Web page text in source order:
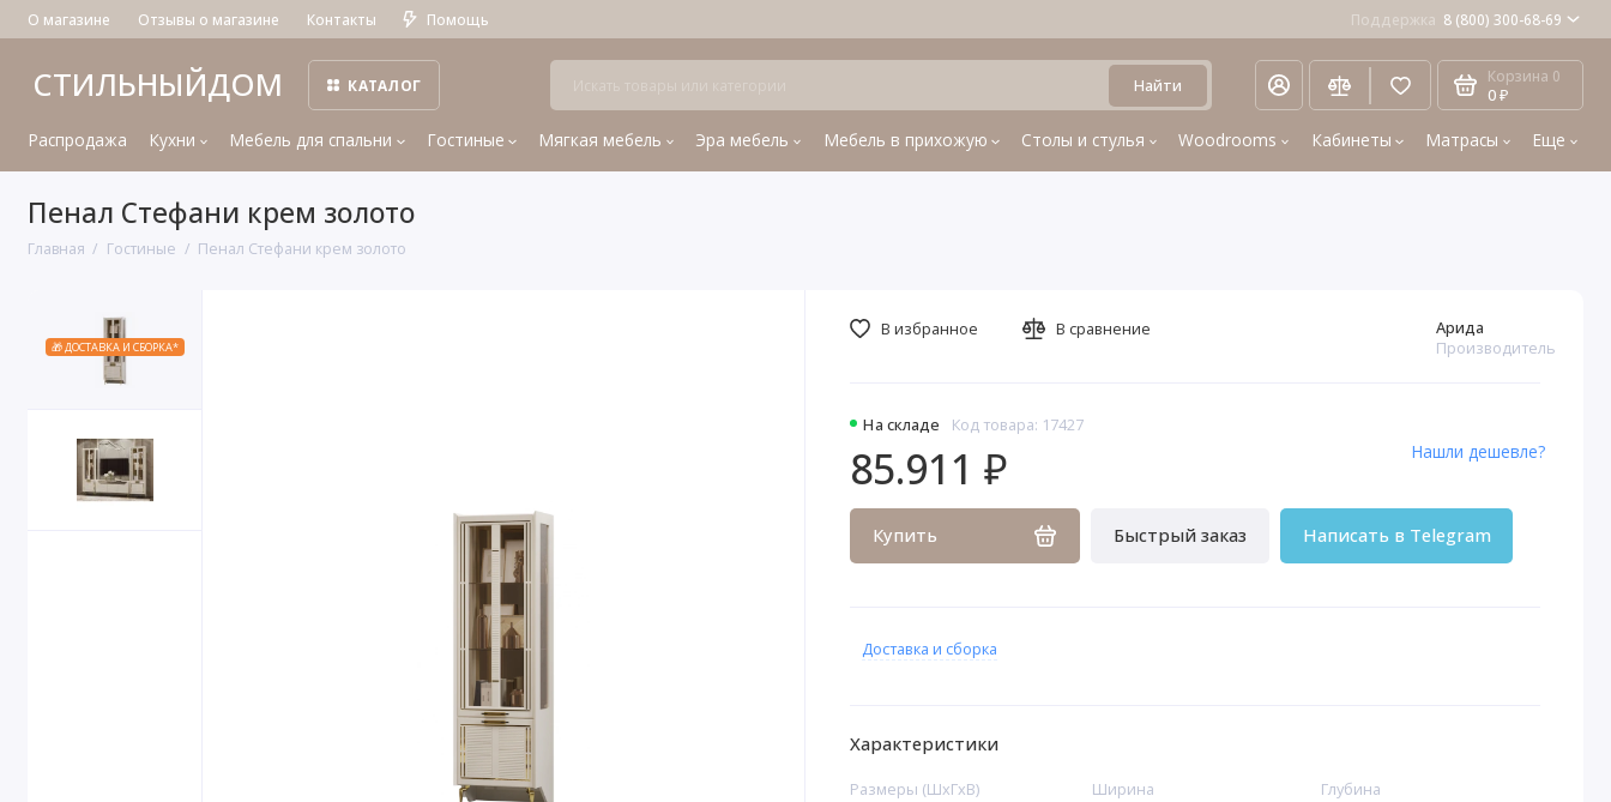
О магазине Отзывы о магазине Контакты Помощь Поддержка 8 (800) 300-68-69
СТИЛЬНЫЙДОМ КАТАЛОГ Найти Корзина 0
0 ₽
Распродажа Кухни Мебель для спальни Гостиные Мягкая мебель Эра мебель Мебель в прихожую Столы и стулья Woodrooms Кабинеты Матрасы Еще
Пенал Стефани крем золото
Главная Гостиные Пенал Стефани крем золото
🎁 ДОСТАВКА И СБОРКА*
На складе Код товара: 17427
Арида
Производитель
85.911 ₽
Купить Быстрый заказ Написать в Telegram
Нашли дешевле?
В избранное В сравнение
Доставка и сборка
Характеристики
Размеры (ШхГхВ) Ширина Глубина